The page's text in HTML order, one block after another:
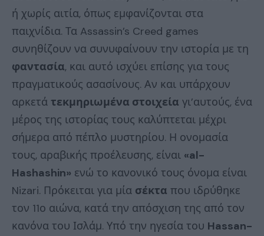
ή χωρίς αιτία, όπως εμφανίζονται στα
παιχνίδια. Τα Assassin’s Creed games
συνηθίζουν να συνυφαίνουν την ιστορία με τη
φαντασία, και αυτό ισχύει επίσης για τους
πραγματικούς ασασίνους. Αν και υπάρχουν
αρκετά τεκμηριωμένα στοιχεία γι’αυτούς, ένα
μέρος της ιστορίας τους καλύπτεται μέχρι
σήμερα από πέπλο μυστηρίου. Η ονομασία
τους, αραβικής προέλευσης, είναι «al-
Hashashin» ενώ το κανονικό τους όνομα είναι
Nizari. Πρόκειται για μία σέκτα που ιδρύθηκε
τον 11ο αιώνα, κατά την απόσχιση της από τον
κανόνα του Ισλάμ. Υπό την ηγεσία του Hassan-